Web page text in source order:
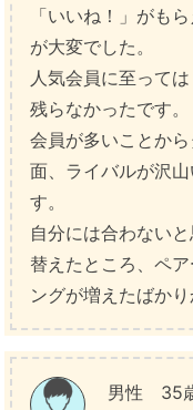
「いいね！」がも
が大変でした。
人気会員に至って
残らなかったです。
会員が多いことか
面、ライバルが沢
す。
自分には合わない
替えたところ、ペ
ングが増えたばか
男性 35